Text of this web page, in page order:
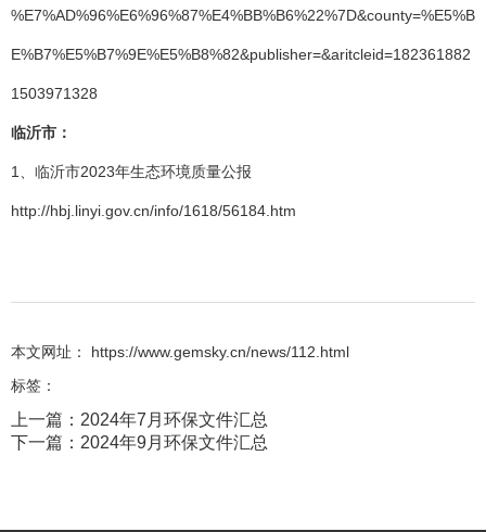
%E7%AD%96%E6%96%87%E4%BB%B6%22%7D&county=%E5%B
E%B7%E5%B7%9E%E5%B8%82&publisher=&aritcleid=182361882
1503971328
临沂市：
1、临沂市2023年生态环境质量公报
http://hbj.linyi.gov.cn/info/1618/56184.htm
本文网址： https://www.gemsky.cn/news/112.html
标签：
上一篇： 2024年7月环保文件汇总
下一篇： 2024年9月环保文件汇总